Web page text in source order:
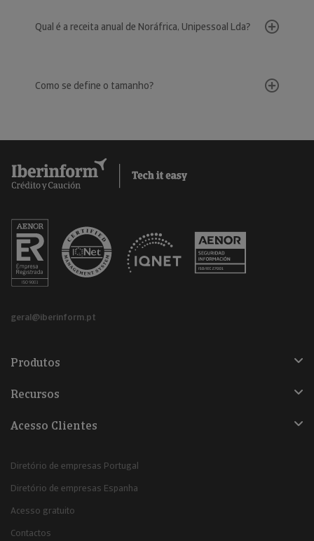
Qual é a receita anual de Noráfrica, Unipessoal Lda?
Como se define o tamanho?
geral@iberinform.pt
Produtos
Recursos
Acesso Clientes
Diretório de empresas Portugal
Diretório de empresas Espanha
Acesso gratuito
Contactos